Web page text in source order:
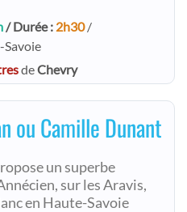
/ Durée : 2h30/
Savoie
deChevry
ou Camille Dunant
un superbe
sur les Aravis,
en Haute-Savoie